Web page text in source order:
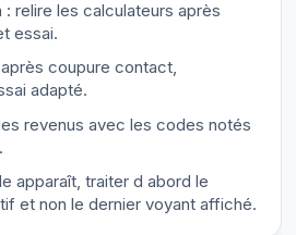
relire les calculateurs après
essai.
coupure contact,
adapté.
revenus avec les codes notés
apparaît, traiter d abord le
et non le dernier voyant affiché.